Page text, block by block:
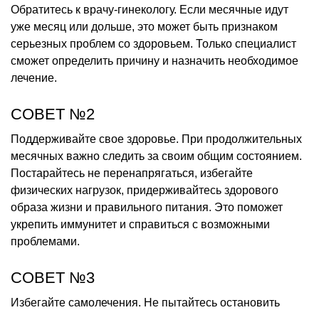
Обратитесь к врачу-гинекологу. Если месячные идут
уже месяц или дольше, это может быть признаком
серьезных проблем со здоровьем. Только специалист
сможет определить причину и назначить необходимое
лечение.
СОВЕТ №2
Поддерживайте свое здоровье. При продолжительных
месячных важно следить за своим общим состоянием.
Постарайтесь не перенапрягаться, избегайте
физических нагрузок, придерживайтесь здорового
образа жизни и правильного питания. Это поможет
укрепить иммунитет и справиться с возможными
проблемами.
СОВЕТ №3
Избегайте самолечения. Не пытайтесь остановить